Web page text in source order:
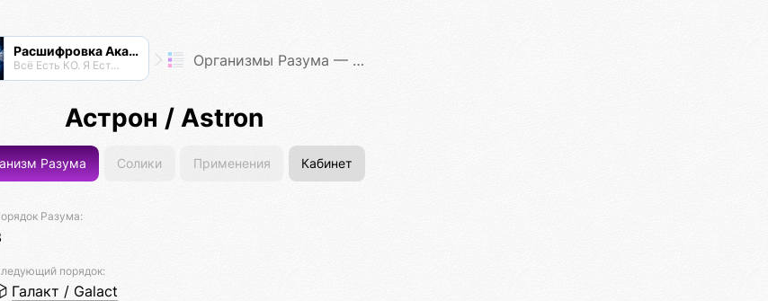
Расшифровка Акаши
Всё Есть КО. Я Есть КО. Организмы Разума — Таксономия Жизни
Астрон / Astron
Разума Солики Применения Кабинет
Разума:
порядок:
Галакт / Galact